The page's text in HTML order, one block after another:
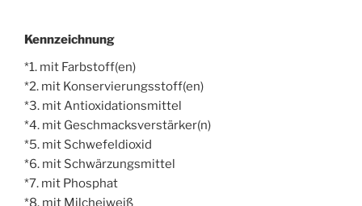
Kennzeichnung
*1. mit Farbstoff(en)
*2. mit Konservierungsstoff(en)
*3. mit Antioxidationsmittel
*4. mit Geschmacksverstärker(n)
*5. mit Schwefeldioxid
*6. mit Schwärzungsmittel
*7. mit Phosphat
*8. mit Milcheiweiß